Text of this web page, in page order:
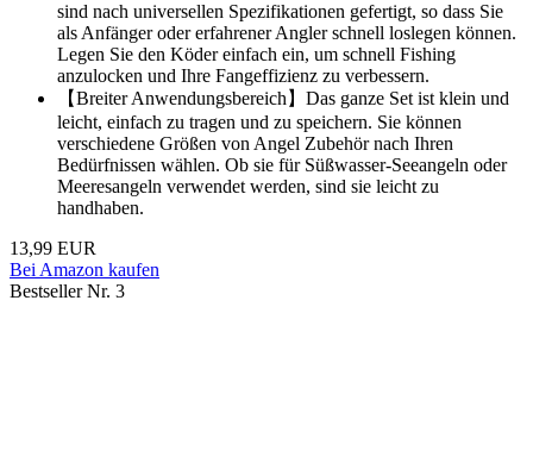
sind nach universellen Spezifikationen gefertigt, so dass Sie
als Anfänger oder erfahrener Angler schnell loslegen können.
Legen Sie den Köder einfach ein, um schnell Fishing
anzulocken und Ihre Fangeffizienz zu verbessern.
【Breiter Anwendungsbereich】Das ganze Set ist klein und
leicht, einfach zu tragen und zu speichern. Sie können
verschiedene Größen von Angel Zubehör nach Ihren
Bedürfnissen wählen. Ob sie für Süßwasser-Seeangeln oder
Meeresangeln verwendet werden, sind sie leicht zu
handhaben.
13,99 EUR
Bei Amazon kaufen
Bestseller Nr. 3